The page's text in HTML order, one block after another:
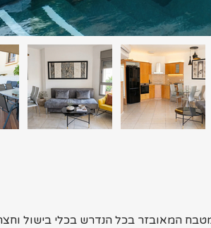
אוכל,מטבח המאובזר בכל הנדרש בכלי בישול